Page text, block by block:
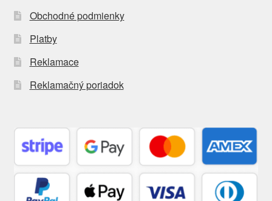
Obchodné podmienky
Platby
Reklamace
Reklamačný poriadok